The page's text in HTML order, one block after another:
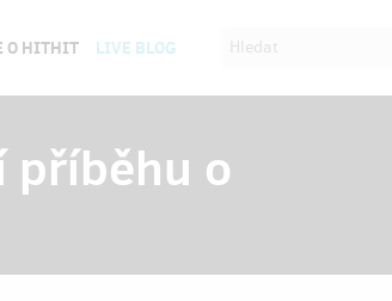
O HITHIT LIVE BLOG
příběhu o